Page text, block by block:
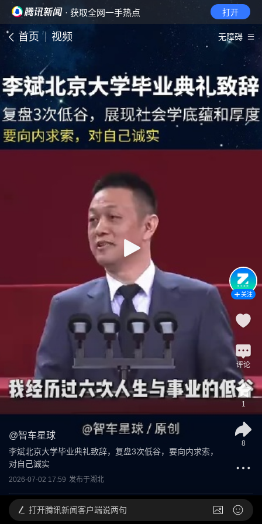
· 获取全网一手热点 打开
首页 视频 无障碍
@智车星球
李斌北京大学毕业典礼致辞，复盘3次低谷，要向内求索，
对自己诚实
2026-07-02 17:59 发布于湖北
关注
评论
1
8
打开腾讯新闻客户端说两句